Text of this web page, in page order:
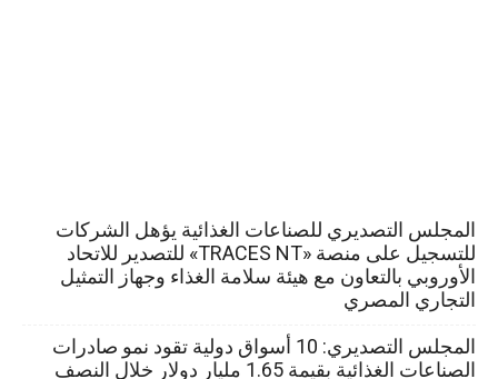
المجلس التصديري للصناعات الغذائية يؤهل الشركات
للتسجيل على منصة «TRACES NT» للتصدير للاتحاد
الأوروبي بالتعاون مع هيئة سلامة الغذاء وجهاز التمثيل
التجاري المصري
المجلس التصديري: 10 أسواق دولية تقود نمو صادرات
الصناعات الغذائية بقيمة 1.65 مليار دولار خلال النصف